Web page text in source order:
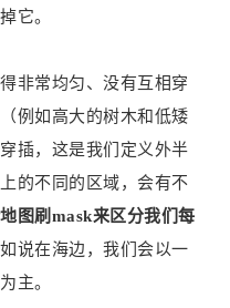
它。
非常均匀、没有互相穿
例如高大的树木和低矮
插，这是我们定义外半
的不同的区域，会有不
图刷mask来区分我们每
如说在海边，我们会以一
主。